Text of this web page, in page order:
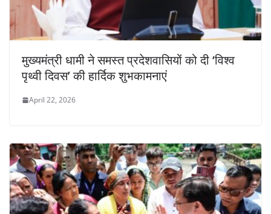
मुख्यमंत्री धामी ने समस्त प्रदेशवासियों को दी ‘विश्व
पृथ्वी दिवस’ की हार्दिक शुभकामनाएं
April 22, 2026